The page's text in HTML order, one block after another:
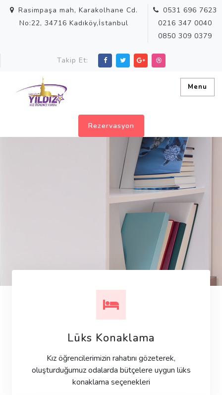
Rasimpaşa mah, Karakolhane Cd.
No:22, 34716 Kadıköy,İstanbul
0531 696 7623
0216 347 0040
0850 309 0379
Takip Et:
Menu
Rezervasyon
Lüks Konaklama
Kız öğrencilerimizin rahatını gözeterek,
oluşturduğumuz odalarda bütçelere uygun lüks
konaklama seçenekleri